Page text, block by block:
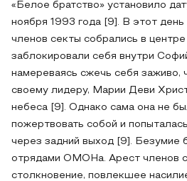
«Белое братство» установило
ноября 1993 года [9]. В этот день
членов секты собрались в
заблокировали себя внутри
намереваясь сжечь себя заживо,
своему лидеру, Марии Деви
небеса [9]. Однако сама она не
пожертвовать собой и
через задний выход [9]. Безумие
отрядами ОМОНа. Арест членов
столкновение, повлекшее